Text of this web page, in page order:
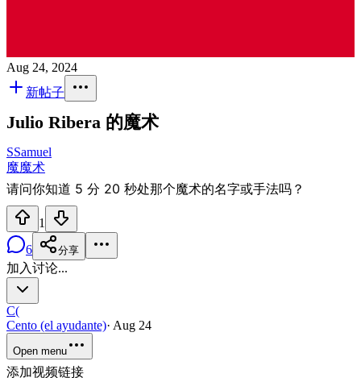
Aug 24, 2024
新帖子
Julio Ribera 的魔术
SSamuel
魔魔术
请问你知道 5 分 20 秒处那个魔术的名字或手法吗？
1
6
分享
加入讨论...
C(
Cento (el ayudante)· Aug 24
Open menu
添加视频链接